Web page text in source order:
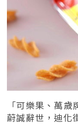
「可樂果、萬
蔚誠辭世，迪化